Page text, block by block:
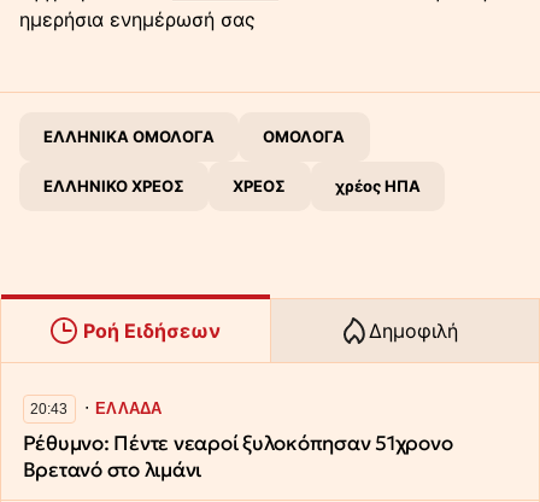
ημερήσια ενημέρωσή σας
ΕΛΛΗΝΙΚΑ ΟΜΟΛΟΓΑ ΟΜΟΛΟΓΑ
ΕΛΛΗΝΙΚΟ ΧΡΕΟΣ ΧΡΕΟΣ χρέος ΗΠΑ
Ροή Ειδήσεων Δημοφιλή
20:43 ∙ΕΛΛΑΔΑ
Ρέθυμνο: Πέντε νεαροί ξυλοκόπησαν 51χρονο
Βρετανό στο λιμάνι